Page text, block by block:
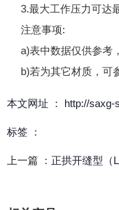
3.最大工作压力可达
注意事项:
a)表中数据仅供参考
b)若为其它材质，可
本文网址 ： http://
标签 ：
上一篇 ： 正拱开缝型（